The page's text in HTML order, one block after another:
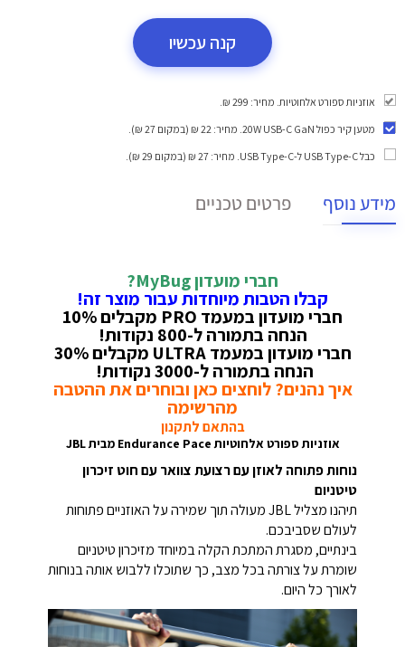
קנה עכשיו
אוזניות ספורט אלחוטיות. מחיר: 299 ₪.
מטען קיר כפול 20W USB-C GaN
. מחיר: 22 ₪ (במקום 27 ₪).
כבל USB Type-C ל-USB Type-C
. מחיר: 27 ₪ (במקום 29 ₪).
מידע נוסף פרטים טכניים
חברי מועדון MyBug?
קבלו הטבות מיוחדות עבור מוצר זה!
חברי מועדון במעמד PRO מקבלים 10%
הנחה בתמורה ל-800 נקודות!
חברי מועדון במעמד ULTRA מקבלים 30%
הנחה בתמורה ל-3000 נקודות!
איך נהנים? לוחצים כאן ובוחרים את ההטבה
מהרשימה
בהתאם לתקנון
אוזניות ספורט אלחוטיות Endurance Pace מבית JBL
נוחות פתוחה לאוזן עם רצועת צוואר עם חוט זיכרון
טיטניום
תיהנו מצליל JBL מעולה תוך שמירה על האוזניים פתוחות
לעולם שסביבכם.
בינתיים, מסגרת המתכת הקלה במיוחד מזיכרון טיטניום
שומרת על צורתה בכל מצב, כך שתוכלו ללבוש אותה בנוחות
לאורך כל היום.